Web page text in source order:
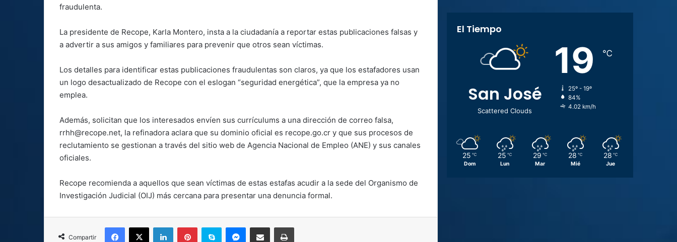
fraudulenta.
La presidente de Recope, Karla Montero, insta a la ciudadanía a reportar estas publicaciones falsas y
a advertir a sus amigos y familiares para prevenir que otros sean víctimas.
Los detalles para identificar estas publicaciones fraudulentas son claros, ya que los estafadores usan
un logo desactualizado de Recope con el eslogan “seguridad energética”, que la empresa ya no
emplea.
Además, solicitan que los interesados envíen sus currículums a una dirección de correo falsa,
rrhh@recope.net, la refinadora aclara que su dominio oficial es recope.go.cr y que sus procesos de
reclutamiento se gestionan a través del sitio web de Agencia Nacional de Empleo (ANE) y sus canales
oficiales.
Recope recomienda a aquellos que sean víctimas de estas estafas acudir a la sede del Organismo de
Investigación Judicial (OIJ) más cercana para presentar una denuncia formal.
Compartir
Facebook
X LinkedInPinterestSkype MessengerCompartir por correo electrónicoImprimir
El Tiempo
San José
Scattered Clouds
19 ℃
25º - 19º
84%
4.02 km/h
25 ℃
Dom
25 ℃
Lun
29 ℃
Mar
28 ℃
Mié
28 ℃
Jue